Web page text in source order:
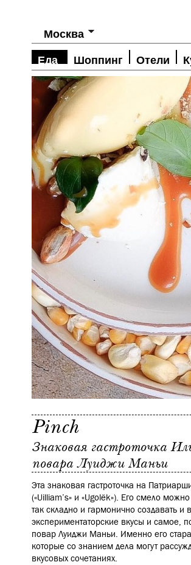
Москва
Еда Шоппинг Отели
Pinch
Знаковая гастроточка
повара Луиджи Маньи
Эта знаковая гастроточка на
(«Uilliam’s» и «Ugolёk»). Его смело можно
так складно и гармонично создавать
экспериментаторские вкусы и самое,
повар Луиджи Маньи. Именно его
которые со знанием дела могут
вкусовых сочетаниях.